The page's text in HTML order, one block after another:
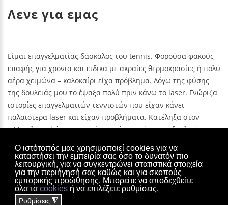
Ο ιστότοπός μας χρησιμοποιεί cookies για να
καταστήσει την εμπειρία σας όσο το δυνατόν πιο
λειτουργική, για να συγκεντρώνει στατιστικά στοιχεία
για την περιήγησή σας καθώς και για σκοπούς
εμπορικής προώθησης. Μπορείτε να αποδεχθείτε
όλα τα cookiesή να επιλέξετε ρυθμίσεις.
Ρυθμίσεις ◮
Λενε για εμας
Είμαι επαγγελματίας δάσκαλος του tennis. Φορούσα φακούς
επαφής για χρόνια και ειδικά με ακραίες θερμοκρασίες ή πολύ
αέρα χειμώνα – καλοκαίρι είχα πρόβλημα. Λόγω της φύσης
της δουλειάς μου το έψαξα πολύ πριν κάνω το laser. Γνώριζα
ιστορίες επαγγελματιών τεννιστών που είχαν κάνει
παλαιότερα laser και είχαν προβλήματα. Κατέληξα στον
κ.Μπριλάκη ψάχνοντας μέσα από τον χώρο της δουλειάς μου
ΚΑΡΑΦΙΛΊΔΗΣ
Είμαι επαγγελματίας δάσκαλος του tennis. Φορούσα φακούς
επαφής για χρόνια και ειδικά με ακραίες θερμοκρασίες ή πολύ
αέρα χειμώνα – καλοκαίρι είχα πρόβλημα. Λόγω της φύσης
της δουλειάς μου το έψαξα πολύ πριν κάνω το laser. Γνώριζα
ιστορίες επαγγελματιών τεννιστών που είχαν κάνει
παλαιότερα laser και είχαν προβλήματα. Κατέληξα στον
κ.Μπριλάκη ψάχνοντας μέσα από τον χώρο της δουλειάς μου
ΚΑΡΑΦΙΛΊΔΗΣ
Χάρης Μπριλάκης Οφθαλμολογικό κέντρο - Κηφισίας 125-127,
Αμπελόκηποι Αθηνών